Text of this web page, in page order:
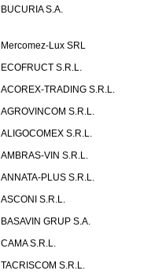
BUCURIA S.A.
Mercomez-Lux SRL
ECOFRUCT S.R.L.
ACOREX-TRADING S.R.L.
AGROVINCOM S.R.L.
ALIGOCOMEX S.R.L.
AMBRAS-VIN S.R.L.
ANNATA-PLUS S.R.L.
ASCONI S.R.L.
BASAVIN GRUP S.A.
CAMA S.R.L.
TACRISCOM S.R.L.